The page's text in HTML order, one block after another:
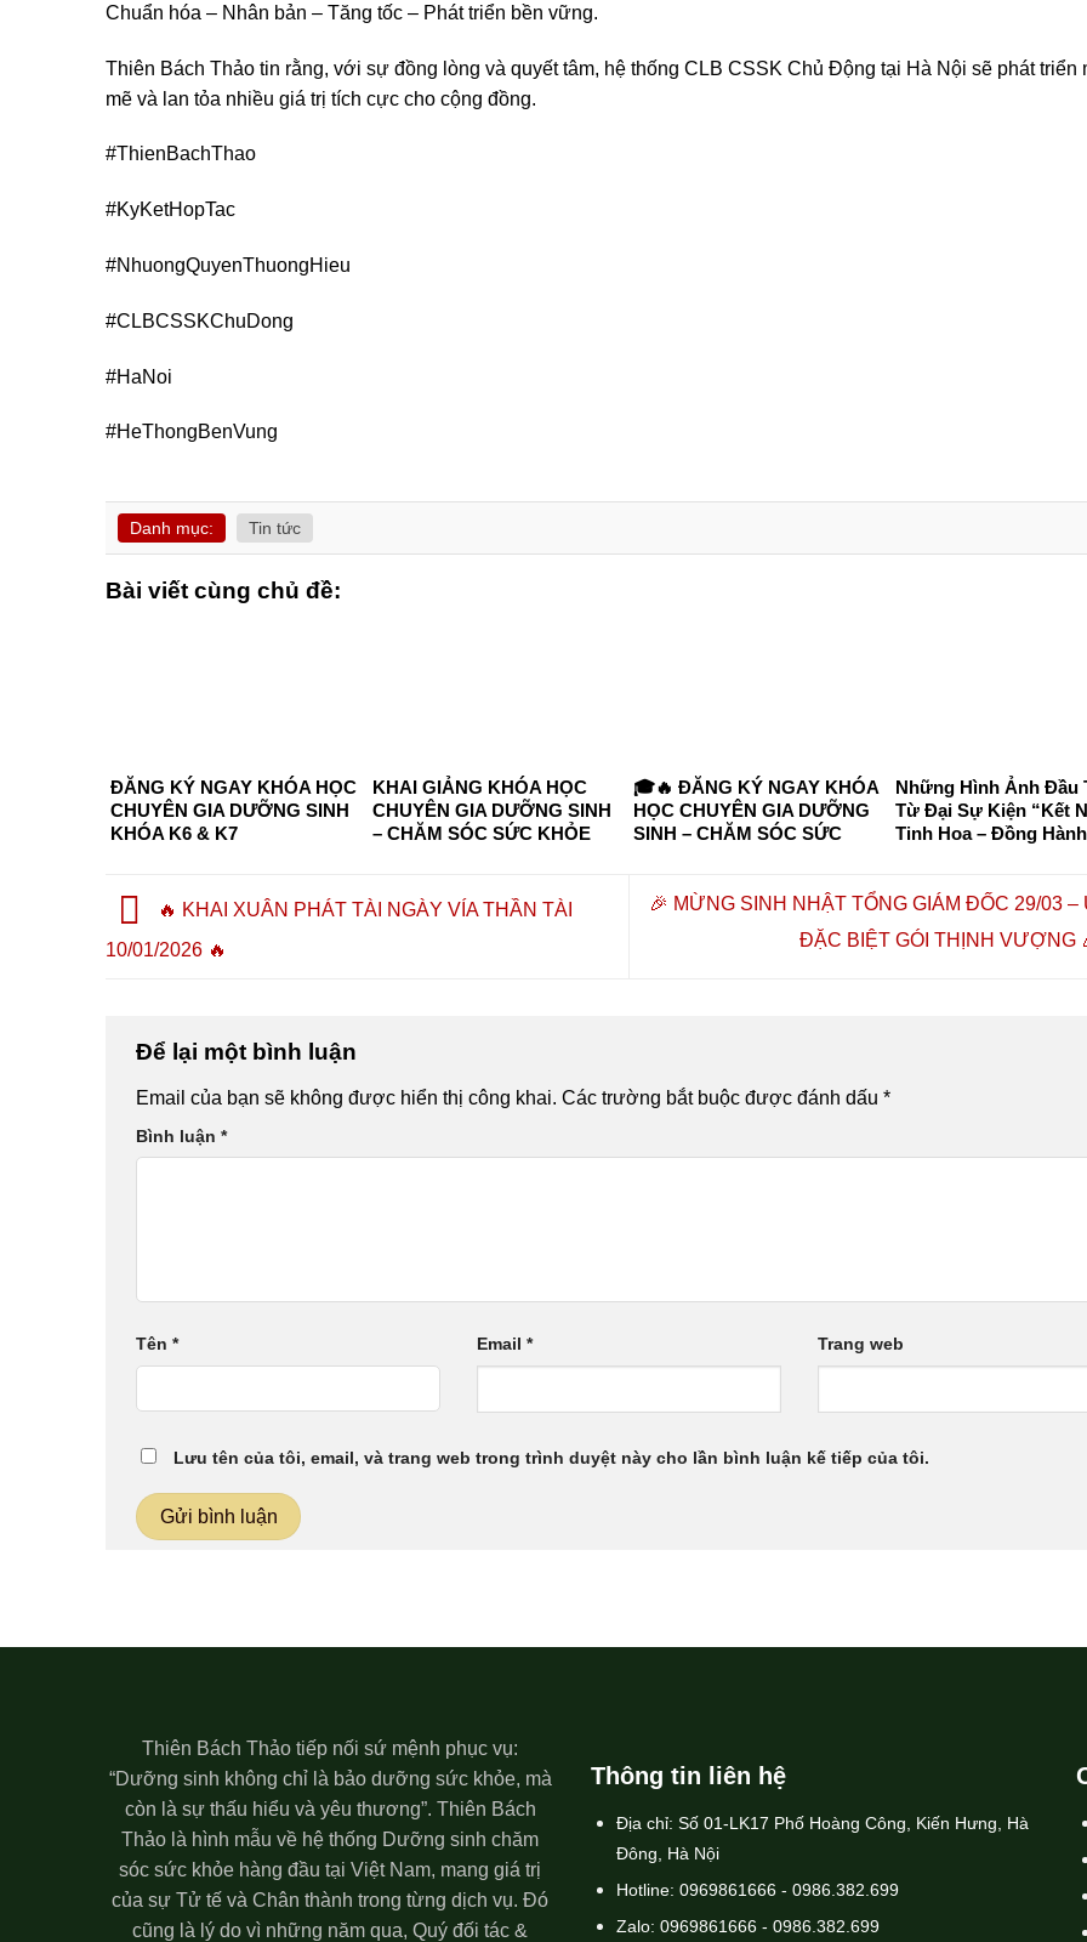
Chuẩn hóa – Nhân bản – Tăng tốc – Phát triển bền vững.
Thiên Bách Thảo tin rằng, với sự đồng lòng và quyết tâm, hệ thống CLB CSSK Chủ Động tại Hà Nội sẽ phát triển
mẽ và lan tỏa nhiều giá trị tích cực cho cộng đồng.
#ThienBachThao
#KyKetHopTac
#NhuongQuyenThuongHieu
#CLBCSSKChuDong
#HaNoi
#HeThongBenVung
Danh mục: Tin tức
Bài viết cùng chủ đề:
ĐĂNG KÝ NGAY KHÓA HỌC
CHUYÊN GIA DƯỠNG SINH
KHÓA K6 & K7
KHAI GIẢNG KHÓA HỌC
CHUYÊN GIA DƯỠNG SINH
– CHĂM SÓC SỨC KHỎE
NGHỀ, HÀNH NGHỀ VÀ
🎓🔥 ĐĂNG KÝ NGAY KHÓA
HỌC CHUYÊN GIA DƯỠNG
SINH – CHĂM SÓC SỨC
Những Hình Ảnh Đầu
Từ Đại Sự Kiện “Kết
Tinh Hoa – Đồng
🔥 KHAI XUÂN PHÁT TÀI NGÀY VÍA THẦN TÀI
10/01/2026 🔥
🎉 MỪNG SINH NHẬT TỔNG GIÁM ĐỐC 29/03
ĐẶC BIỆT GÓI THỊNH VƯỢNG
Để lại một bình luận
Email của bạn sẽ không được hiển thị công khai. Các trường bắt buộc được đánh dấu *
Bình luận *
Tên * Email * Trang web
Lưu tên của tôi, email, và trang web trong trình duyệt này cho lần bình luận kế tiếp của tôi.
Thiên Bách Thảo tiếp nối sứ mệnh phục vụ:
“Dưỡng sinh không chỉ là bảo dưỡng sức khỏe, mà
còn là sự thấu hiểu và yêu thương”. Thiên Bách
Thảo là hình mẫu về hệ thống Dưỡng sinh chăm
sóc sức khỏe hàng đầu tại Việt Nam, mang giá trị
của sự Tử tế và Chân thành trong từng dịch vụ. Đó
cũng là lý do vì những năm qua, Quý đối tác &
Thông tin liên hệ
Địa chỉ: Số 01-LK17 Phố Hoàng Công, Kiến Hưng, Hà
Đông, Hà Nội
Hotline: 0969861666 - 0986.382.699
Zalo: 0969861666 - 0986.382.699